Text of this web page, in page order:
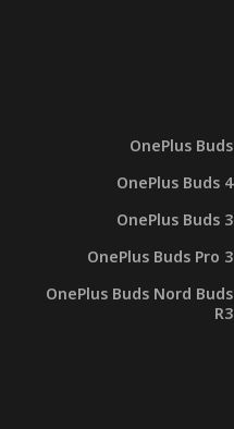
OnePlus Buds
OnePlus Buds 4
OnePlus Buds 3
OnePlus Buds Pro 3
OnePlus Buds Nord Buds
R3